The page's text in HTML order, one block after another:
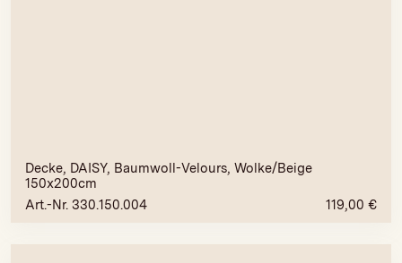
Decke, DAISY, Baumwoll-Velours, Wolke/Beige
150x200cm
Art.-Nr. 330.150.004
119,00 €